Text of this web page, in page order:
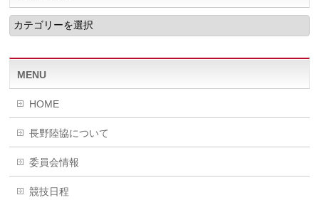
CATEGORY
MENU
HOME
長野陸協について
委員会情報
競技日程